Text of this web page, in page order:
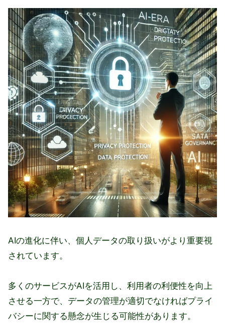
AIの進化に伴い、個人データの取り扱いがより重要視
されています。
多くのサービスがAIを活用し、利用者の利便性を向上
させる一方で、データの管理が適切でなければプライ
バシーに関する懸念が生じる可能性があります。